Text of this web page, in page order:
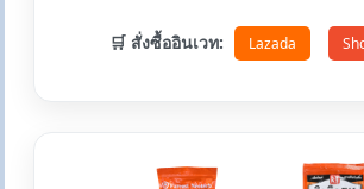
🛒 สั่งซื้ออินเวท: Lazada